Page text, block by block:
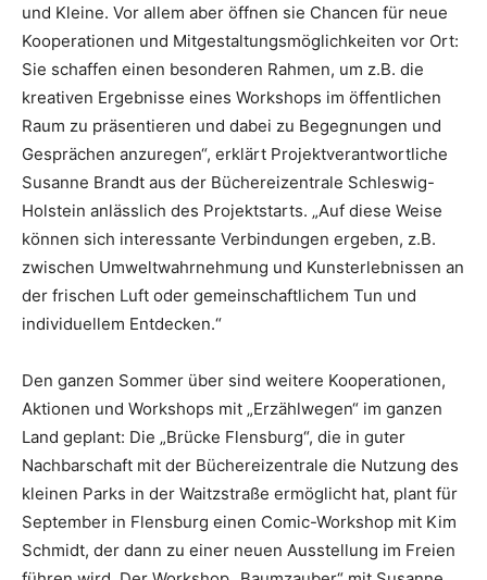
und Kleine. Vor allem aber öffnen sie Chancen für neue
Kooperationen und Mitgestaltungsmöglichkeiten vor Ort:
Sie schaffen einen besonderen Rahmen, um z.B. die
kreativen Ergebnisse eines Workshops im öffentlichen
Raum zu präsentieren und dabei zu Begegnungen und
Gesprächen anzuregen“, erklärt Projektverantwortliche
Susanne Brandt aus der Büchereizentrale Schleswig-
Holstein anlässlich des Projektstarts. „Auf diese Weise
können sich interessante Verbindungen ergeben, z.B.
zwischen Umweltwahrnehmung und Kunsterlebnissen an
der frischen Luft oder gemeinschaftlichem Tun und
individuellem Entdecken.“
Den ganzen Sommer über sind weitere Kooperationen,
Aktionen und Workshops mit „Erzählwegen“ im ganzen
Land geplant: Die „Brücke Flensburg“, die in guter
Nachbarschaft mit der Büchereizentrale die Nutzung des
kleinen Parks in der Waitzstraße ermöglicht hat, plant für
September in Flensburg einen Comic-Workshop mit Kim
Schmidt, der dann zu einer neuen Ausstellung im Freien